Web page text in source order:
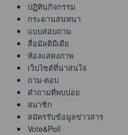
ปฏิทินกิจกรรม
กระดานสนทนา
แบบสอบถาม
สื่อมัลติมีเดีย
ห้องแสดงภาพ
เว็บไซต์ที่น่าสนใจ
ถาม-ตอบ
คำถามที่พบบ่อย
สมาชิก
สมัครรับข้อมูลข่าวสาร
Vote&Poll